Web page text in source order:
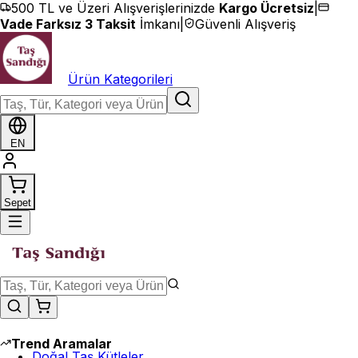
İçeriğe geç
500 TL ve Üzeri Alışverişlerinizde Kargo Ücretsiz
Vade Farksız 3 Taksit İmkanı Güvenli Alışveriş
Ürün Kategorileri
EN
Sepet
Trend Aramalar